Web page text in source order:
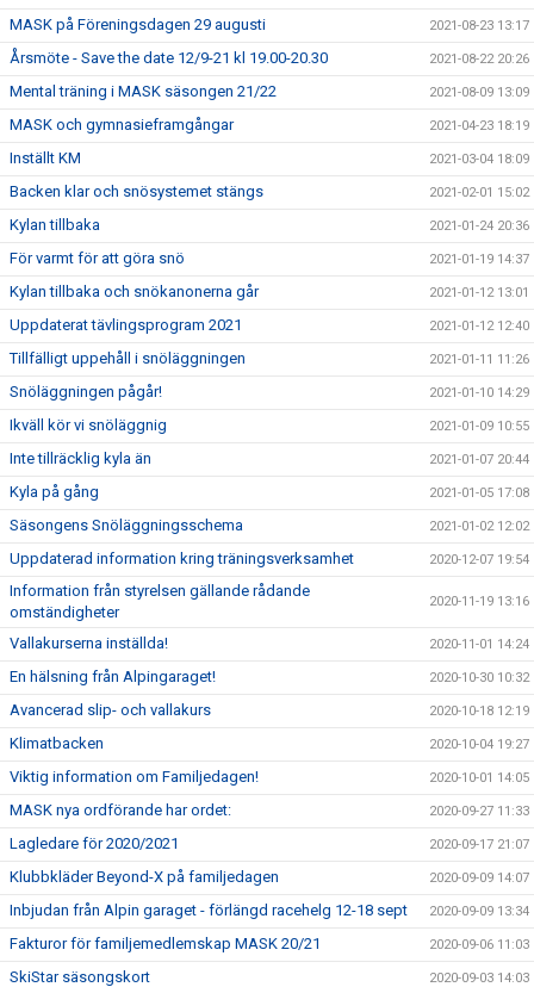
MASK på Föreningsdagen 29 augusti 2021-08-23 13:17
Årsmöte - Save the date 12/9-21 kl 19.00-20.30 2021-08-22 20:26
Mental träning i MASK säsongen 21/22 2021-08-09 13:09
MASK och gymnasieframgångar 2021-04-23 18:19
Inställt KM 2021-03-04 18:09
Backen klar och snösystemet stängs 2021-02-01 15:02
Kylan tillbaka 2021-01-24 20:36
För varmt för att göra snö 2021-01-19 14:37
Kylan tillbaka och snökanonerna går 2021-01-12 13:01
Uppdaterat tävlingsprogram 2021 2021-01-12 12:40
Tillfälligt uppehåll i snöläggningen 2021-01-11 11:26
Snöläggningen pågår! 2021-01-10 14:29
Ikväll kör vi snöläggnig 2021-01-09 10:55
Inte tillräcklig kyla än 2021-01-07 20:44
Kyla på gång 2021-01-05 17:08
Säsongens Snöläggningsschema 2021-01-02 12:02
Uppdaterad information kring träningsverksamhet 2020-12-07 19:54
Information från styrelsen gällande rådande
omständigheter
2020-11-19 13:16
Vallakurserna inställda! 2020-11-01 14:24
En hälsning från Alpingaraget! 2020-10-30 10:32
Avancerad slip- och vallakurs 2020-10-18 12:19
Klimatbacken 2020-10-04 19:27
Viktig information om Familjedagen! 2020-10-01 14:05
MASK nya ordförande har ordet: 2020-09-27 11:33
Lagledare för 2020/2021 2020-09-17 21:07
Klubbkläder Beyond-X på familjedagen 2020-09-09 14:07
Inbjudan från Alpin garaget - förlängd racehelg 12-18 sept 2020-09-09 13:34
Fakturor för familjemedlemskap MASK 20/21 2020-09-06 11:03
SkiStar säsongskort 2020-09-03 14:03